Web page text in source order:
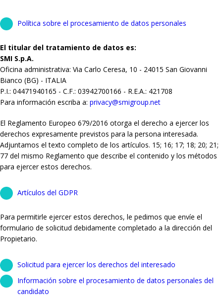
Política sobre el procesamiento de datos personales
El titular del tratamiento de datos es:
SMI S.p.A.
Oficina administrativa: Via Carlo Ceresa, 10 - 24015 San Giovanni
Bianco (BG) - ITALIA
P.I.: 04471940165 - C.F.: 03942700166 - R.E.A.: 421708
Para información escriba a: privacy@smigroup.net
El Reglamento Europeo 679/2016 otorga el derecho a ejercer los
derechos expresamente previstos para la persona interesada.
Adjuntamos el texto completo de los artículos. 15; 16; 17; 18; 20; 21;
77 del mismo Reglamento que describe el contenido y los métodos
para ejercer estos derechos.
Artículos del GDPR
Para permitirle ejercer estos derechos, le pedimos que envíe el
formulario de solicitud debidamente completado a la dirección del
Propietario.
Solicitud para ejercer los derechos del interesado
Información sobre el procesamiento de datos personales del
candidato